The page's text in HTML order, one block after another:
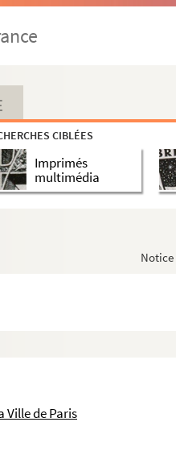
CIBLÉES
Imprimés
multimédia
Notice
Ville de Paris